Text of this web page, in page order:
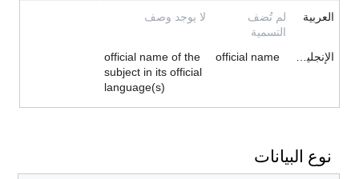
العربية
لم تُضف
التسمية
لا يوجد وصف
الإنجليزية official name
official name of the
subject in its official
language(s)
نوع البيانات